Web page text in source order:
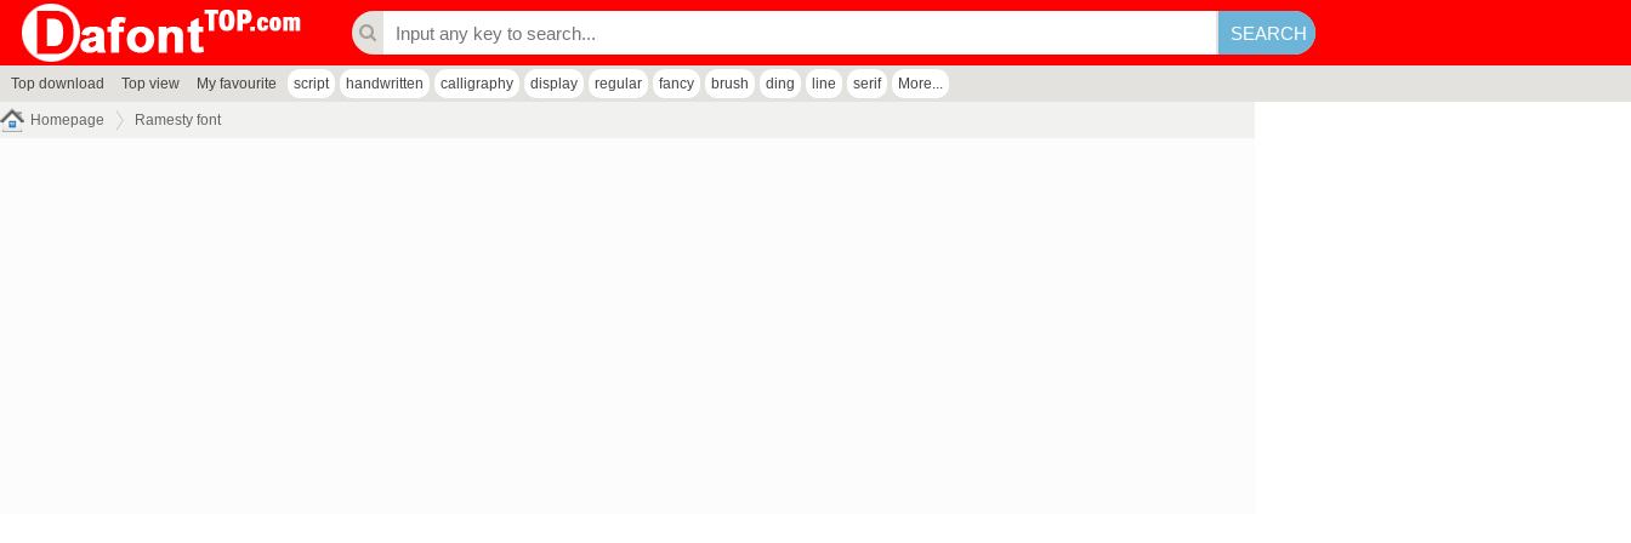
Top download Top view My favourite script handwritten calligraphy display regular fancy brush ding line serif More...
Homepage Ramesty font